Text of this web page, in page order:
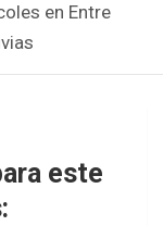
en Entre
este